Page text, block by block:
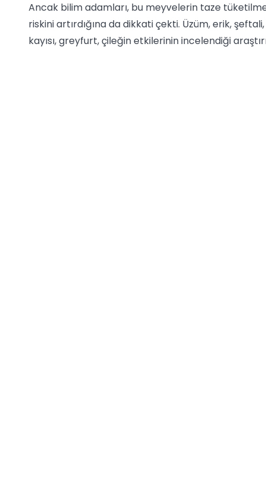
Ancak bilim adamları, bu meyvelerin taze
riskini artırdığına da dikkati çekti. Üzüm, erik,
kayısı, greyfurt, çileğin etkilerinin incelendiği